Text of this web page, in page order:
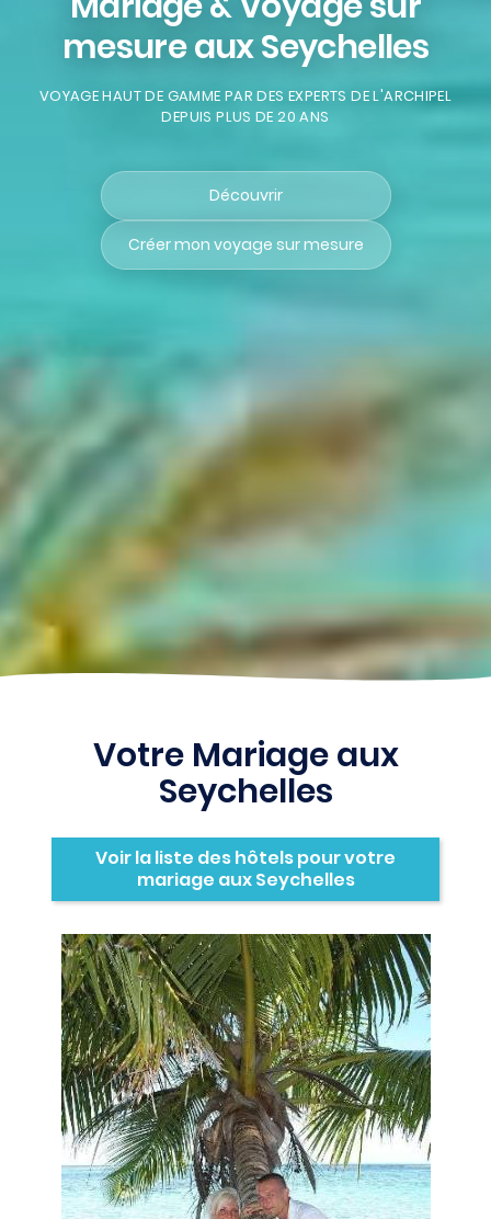
mesure aux Seychelles
VOYAGE HAUT DE GAMME PAR DES EXPERTS DE L'ARCHIPEL
DEPUIS PLUS DE 20 ANS
Découvrir
Créer mon voyage sur mesure
Votre Mariage aux
Seychelles
Voir la liste des hôtels pour votre
mariage aux Seychelles